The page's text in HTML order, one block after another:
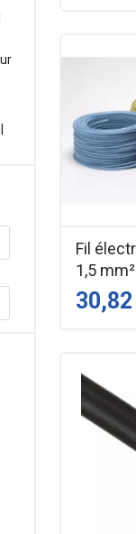
Fil
1,5